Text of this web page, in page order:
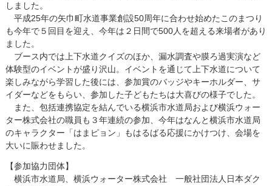
しました。
平成25年の矢巾町水道事業創設50周年に合わせ始めたこのまつり
も今年で５回目を迎え、今年は２日間で500人を超える来場者があり
ました。
ブース内では上下水道クイズのほか、漏水調査や膜ろ過実演など
体験型のイベントが盛り沢山。イベントを通じて上下水道について
楽しみながら学習した後には、参加賞のバッジやキーホルダー、サ
イダーなどをもらい、参加した子どもたちは大喜びの様子でした。
また、包括連携協定を結んでいる横浜市水道局および横浜ウォー
ター株式会社の職員も３年連続の参加、今年はなんと横浜市水道局
のキャラクター「はまピョン」もはるばる応援にかけつけ、会場を
大いに賑わせました。
【参加協力団体】
横浜市水道局、横浜ウォーター株式会社 一般社団法人日本ダク